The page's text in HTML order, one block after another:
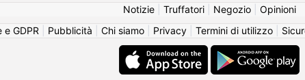
Notizie| Truffatori| Negozio| Opinioni
e GDPR
Pubblicità Chi siamo Privacy Termini di utilizzo